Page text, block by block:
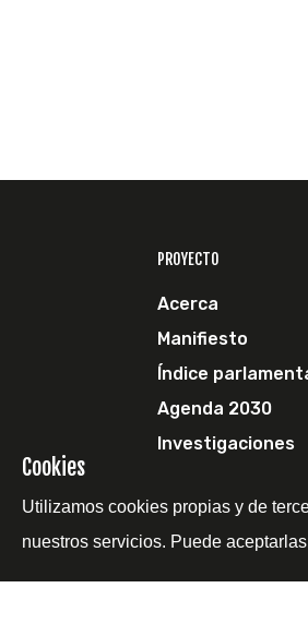
PROYECTO
Acerca
Manifiesto
Índice
Agenda 2030
Investigaciones
Cookies
Utilizamos cookies propias y de
nuestros servicios. Puede